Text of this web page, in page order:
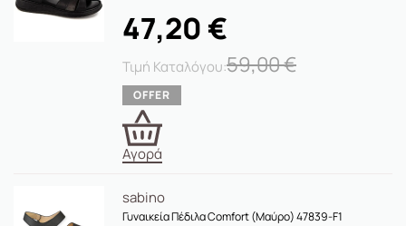
59,00€
47,20 €
Αγορά
sabino
Γυναικεία Πέδιλα Comfort (Mαύρο) 47839-F1